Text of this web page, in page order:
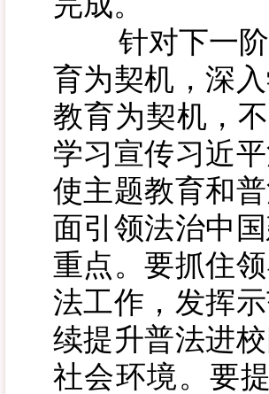
针对下一阶
育为契机，深
教育为契机，
学习宣传习近
使主题教育和
面引领法治中
重点。要抓住
法工作，发挥
续提升普法进
社会环境。要